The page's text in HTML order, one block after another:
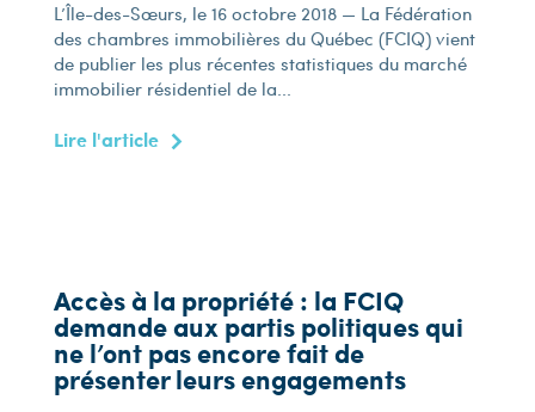
L’Île-des-Sœurs, le 16 octobre 2018 — La Fédération
des chambres immobilières du Québec (FCIQ) vient
de publier les plus récentes statistiques du marché
immobilier résidentiel de la...
Lire l'article
Accès à la propriété : la FCIQ
demande aux partis politiques qui
ne l’ont pas encore fait de
présenter leurs engagements